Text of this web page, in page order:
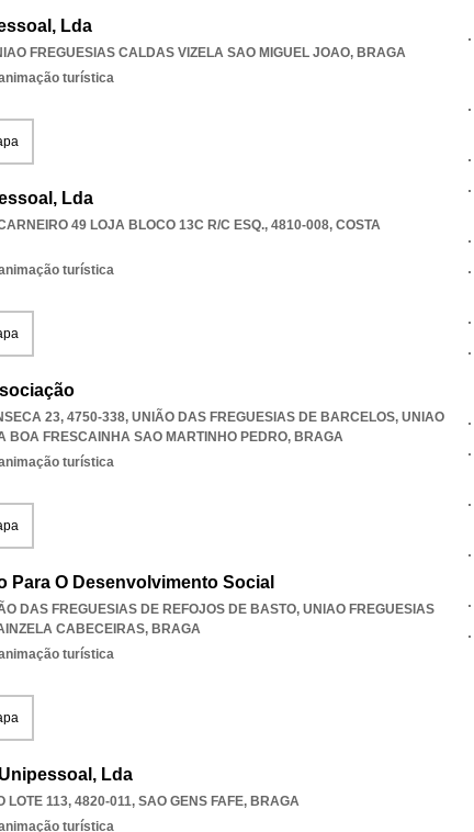
Lda
FREGUESIAS CALDAS VIZELA SAO MIGUEL JOAO, BRAGA
turística
Lda
49 LOJA BLOCO 13C R/C ESQ., 4810-008, COSTA
turística
23, 4750-338, UNIÃO DAS FREGUESIAS DE BARCELOS, UNIAO
BOA FRESCAINHA SAO MARTINHO PEDRO, BRAGA
turística
Para O Desenvolvimento Social
DAS FREGUESIAS DE REFOJOS DE BASTO, UNIAO FREGUESIAS
CABECEIRAS, BRAGA
turística
Lda
LOTE 113, 4820-011, SAO GENS FAFE, BRAGA
turística